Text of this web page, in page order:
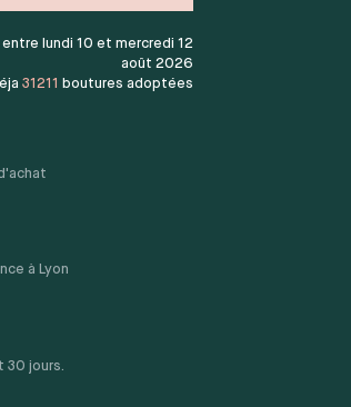
lundi 10 et mercredi 12
août 2026
31211 boutures adoptées
à Lyon
30 jours.